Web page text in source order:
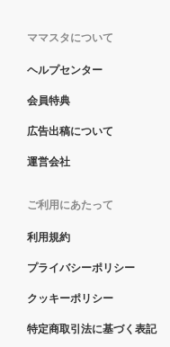
ママスタについて
ヘルプセンター
会員特典
広告出稿について
運営会社
ご利用にあたって
利用規約
プライバシーポリシー
クッキーポリシー
特定商取引法に基づく表記